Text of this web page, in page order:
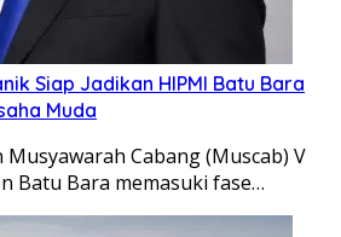
Siap Jadikan HIPMI Batu Bara
Muda
Cabang (Muscab) V
Batu Bara memasuki fase…